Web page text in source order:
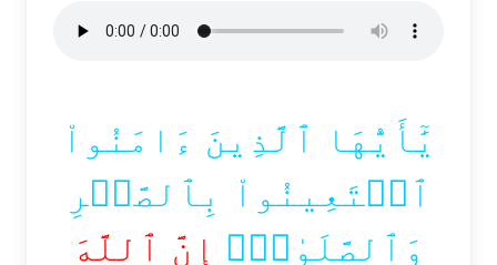
يَٰٓأَيُّهَا ٱلَّذِينَ ءَامَنُواْ
ٱسۡتَعِينُواْ بِٱلصَّبۡرِ
وَٱلصَّلَوٰةِۚ إِنَّ ٱللَّهَ